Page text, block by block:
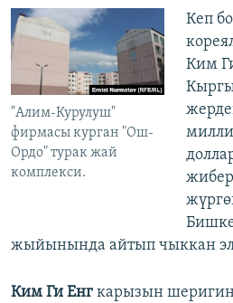
"Алим-Курулуш"
фирмасы курган "Ош-
Ордо" турак жай
комплекси.
Кеп
Ким
жыйынында айтып чыккан
Ким Ги Енг карызын